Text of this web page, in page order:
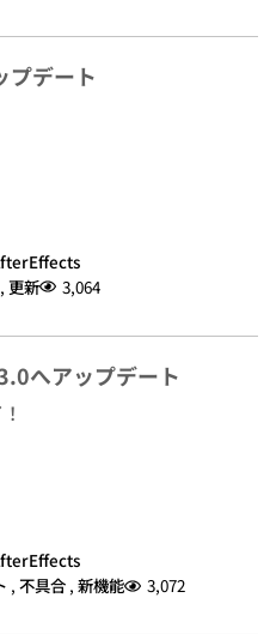
デート
, 更新 3,064
へアップデート
, 不具合 , 新機能 3,072